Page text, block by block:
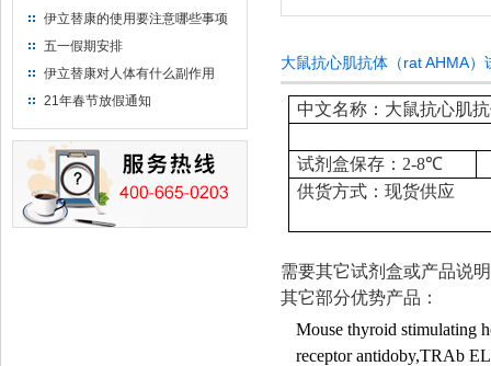
伊立替康的使用要注意哪些事项
五一假期安排
伊立替康对人体有什么副作用
21年春节放假通知
大鼠抗心肌抗体（rat AHMA）
中文名称：大鼠抗心肌
试剂盒保存： 2-8℃
供货方式：现货供应
需要其它试剂盒或产品说
其它部分优势产品：
Mouse thyroid stimulating
receptor antidoby,TRAb